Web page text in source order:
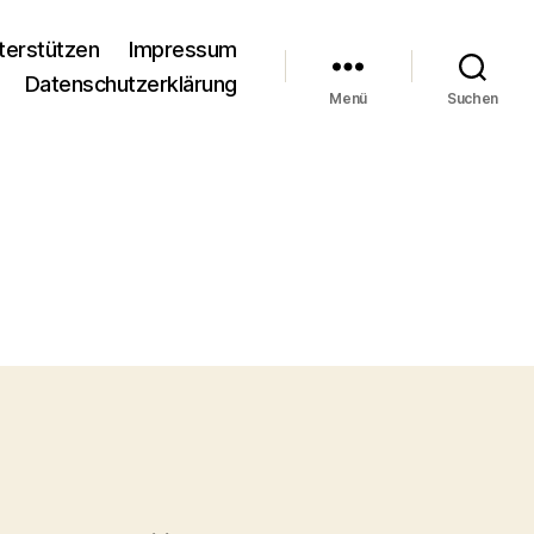
Impressum
Datenschutzerklärung
Menü Suchen